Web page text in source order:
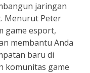
jaringan
Menurut Peter
game esport,
membantu Anda
baru di
komunitas game